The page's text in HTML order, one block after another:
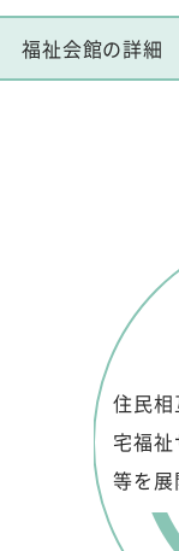
福祉会館の詳細
住民
宅福
等を展